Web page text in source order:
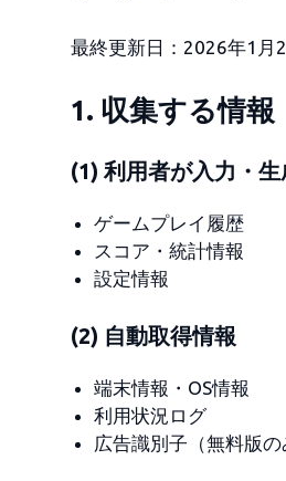
最終更新日：2026年1月
1. 収集する情報
(1) 利用者が入力・
ゲームプレイ履歴
スコア・統計情報
設定情報
(2) 自動取得情報
端末情報・OS情報
利用状況ログ
広告識別子（無料版の